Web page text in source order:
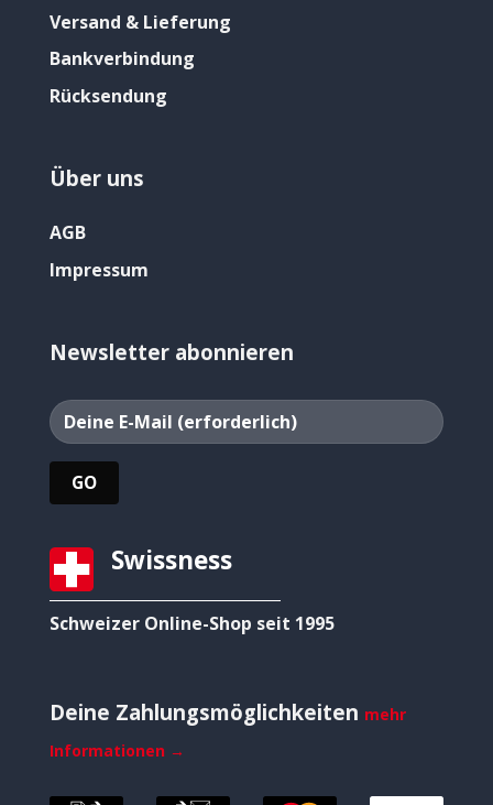
Versand & Lieferung
Bankverbindung
Rücksendung
Über uns
AGB
Impressum
Newsletter abonnieren
Swissness
Schweizer Online-Shop seit 1995
Deine Zahlungsmöglichkeiten mehr
Informationen →